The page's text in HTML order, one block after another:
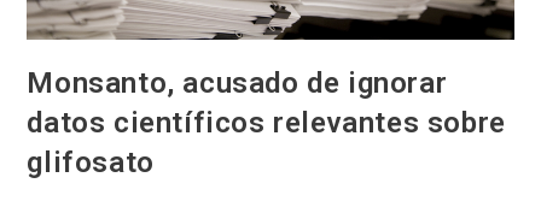
Monsanto, acusado de ignorar
datos científicos relevantes sobre
glifosato